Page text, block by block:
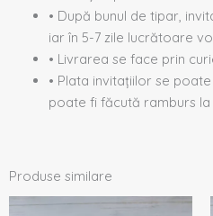
• După bunul de tipar,
iar în 5-7 zile lucrătoare
• Livrarea se face prin
• Plata invitațiilor se
poate fi făcută ramburs la
Produse similare